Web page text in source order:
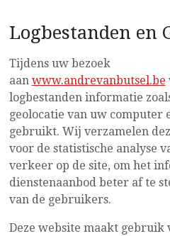
Logbestanden en
Tijdens uw bezoek
aan www.andrevanbutsel.be
logbestanden informatie
geolocatie van uw computer
gebruikt. Wij verzamelen
voor de statistische analyse
verkeer op de site, om het
dienstenaanbod beter af te
van de gebruikers.
Deze website maakt gebruik